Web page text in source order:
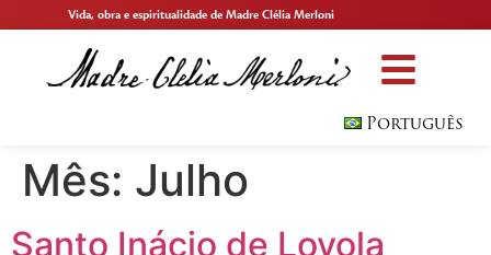
Vida, obra e espiritualidade de Madre Clélia Merloni
Português
Mês: Julho
Santo Inácio de Loyola